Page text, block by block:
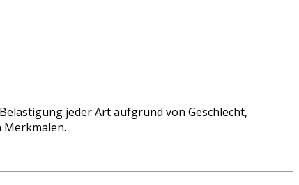
jeder Art aufgrund von Geschlecht,